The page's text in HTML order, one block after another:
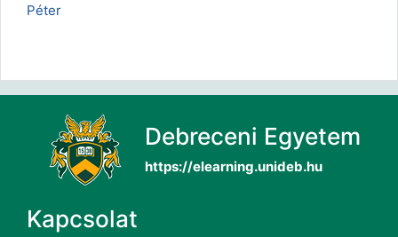
Péter
Debreceni Egyetem
https://elearning.unideb.hu
Kapcsolat